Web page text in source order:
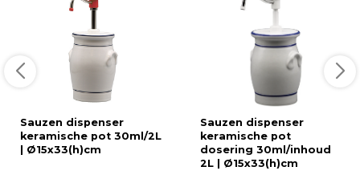
Sauzen dispenser
keramische pot 30ml/2L
| Ø15x33(h)cm
Sauzen dispenser
keramische pot
dosering 30ml/inhoud
2L | Ø15x33(h)cm